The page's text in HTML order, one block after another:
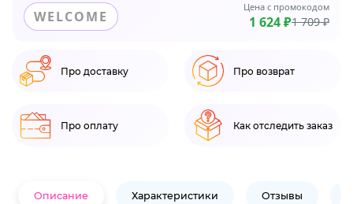
WELCOME
Цена с промокодом
1 624 ₽1 709 ₽
Про доставку Про возврат
Про оплату Как отследить заказ
Описание Характеристики Отзывы